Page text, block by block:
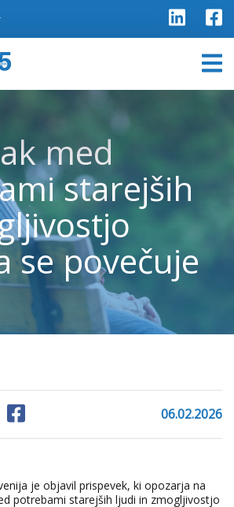
med
starejših
se povečuje
06.02.2026
je objavil prispevek, ki opozarja na
potrebami starejših ljudi in zmogljivostjo